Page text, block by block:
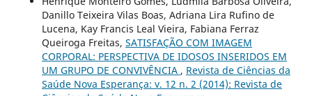
Danillo Teixeira Vilas Boas, Adriana Lira Rufino de
Lucena, Kay Francis Leal Vieira, Fabiana Ferraz
Queiroga Freitas, SATISFAÇÃO COM IMAGEM
CORPORAL: PERSPECTIVA DE IDOSOS INSERIDOS EM
UM GRUPO DE CONVIVÊNCIA , Revista de Ciências da
Saúde Nova Esperança: v. 12 n. 2 (2014): Revista de